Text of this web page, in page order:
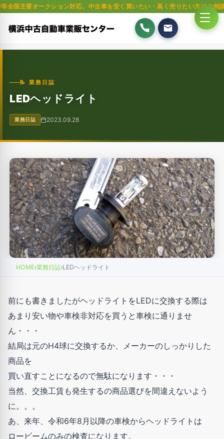
ション対応。中古車を安く買いたい・高く売りたい方はご相談ください。
📝 業務日誌
LEDヘッドライト
業務日誌 2023.09.28
HOME›業務日誌›LEDヘッドライト
前にも書きましたがヘッドライトをLEDに交換する際は
あまり安い物や車検非対応を買うと車検に通りませ
ん・・・
結局は元のH4球に交換するか、メーカーのしっかりした
商品を
買い直すことになるので無駄になります・・・
当然、交換工賃も発生するの商品選びを間違えないよう
に。。。
あ、来年、令和6年8月以降の車検からヘッドライトは
ロービームのみの検査になります。